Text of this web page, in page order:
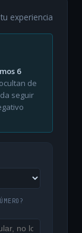
experiencia
6
de
seguir